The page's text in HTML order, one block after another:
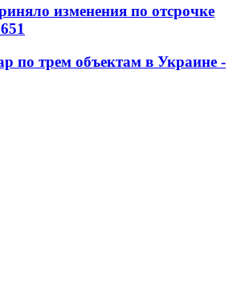
изменения по отсрочке
по трем объектам в Украине -